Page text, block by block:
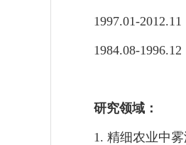
1997.01-2012.11
1984.08-1996.12
研究领域：
1. 精细农业中雾